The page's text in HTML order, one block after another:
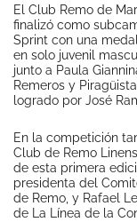
El Club Remo de
finalizó como
Sprint con una
en solo juvenil
junto a Paula
Remeros y
logrado por José
En la competición
Club de Remo
de esta primera
presidenta del
de Remo, y Rafael
de La Línea de la